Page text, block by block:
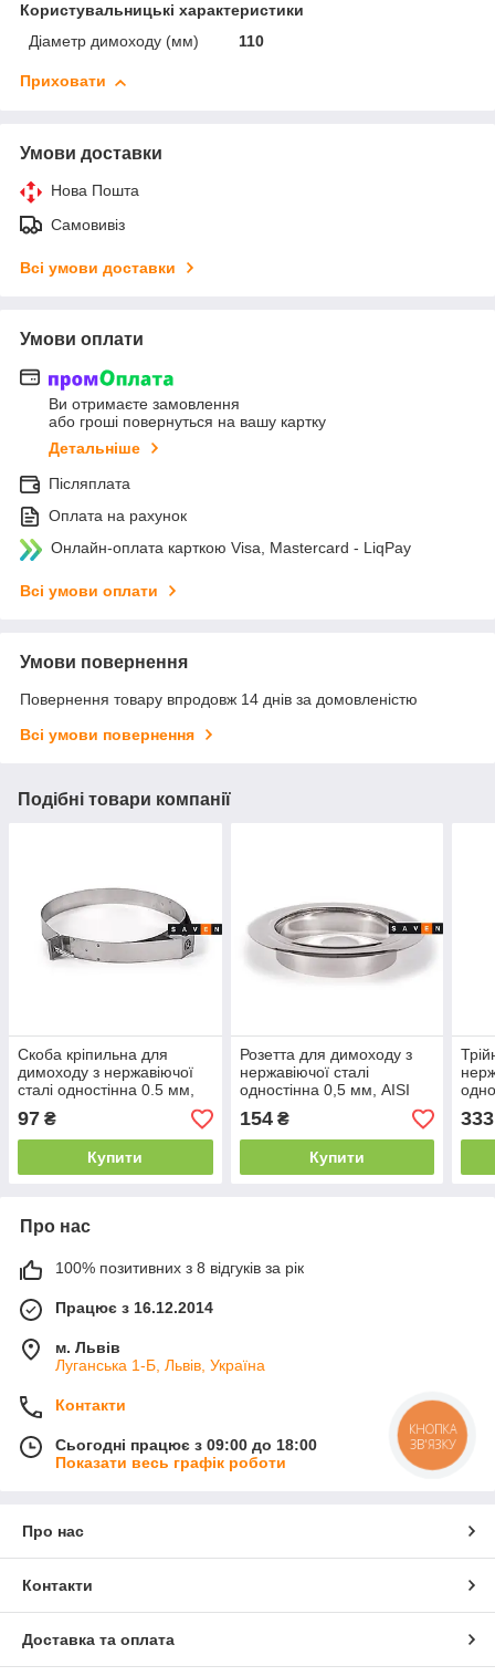
Користувальницькі характеристики
Діаметр димоходу (мм)
110
Приховати
Умови доставки
Нова Пошта
Самовивіз
Всі умови доставки
Умови оплати
Ви отримаєте замовлення
або гроші повернуться на вашу картку
Детальніше
Післяплата
Оплата на рахунок
Онлайн-оплата карткою Visa, Mastercard - LiqPay
Всі умови оплати
Умови повернення
Повернення товару впродовж 14 днів за домовленістю
Всі умови повернення
Подібні товари компанії
Скоба кріпильна для
димоходу з нержавіючої
сталі одностінна 0.5 мм,
97 ₴
Купити
Розетта для димоходу з
нержавіючої сталі
одностінна 0,5 мм, AISI
154₴
Купити
333
Про нас
100% позитивних з 8 відгуків за рік
Працює з 16.12.2014
м. Львів
Луганська 1-Б, Львів, Україна
Контакти
Сьогодні працює з 09:00 до 18:00
Показати весь графік роботи
Про нас
Контакти
Доставка та оплата
КНОПКА
ЗВ'ЯЗКУ